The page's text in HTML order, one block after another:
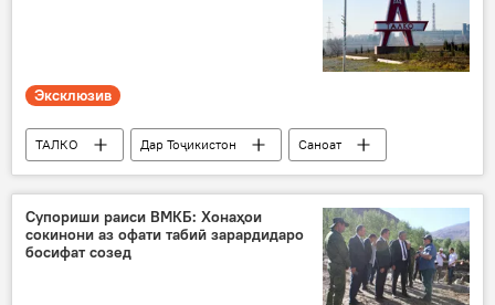
Эксклюзив
ТАЛКО Дар Тоҷикистон
Саноат
тақвияти истеҳсолии корхонаи ТАЛКО
алюминий
истеҳсоли алюминий
Супориши раиси ВМКБ: Хонаҳои
сокинони аз офати табиӣ зарардидаро
босифат созед